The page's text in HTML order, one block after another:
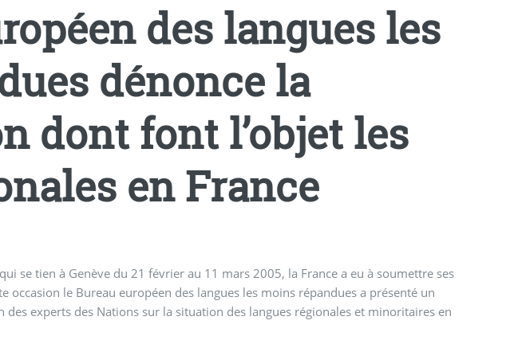
des langues les
dénonce la
dont font l’objet les
en France
se tien à Genève du 21 février au 11 mars 2005, la France a eu à soumettre ses
occasion le Bureau européen des langues les moins répandues a présenté un
experts des Nations sur la situation des langues régionales et minoritaires en